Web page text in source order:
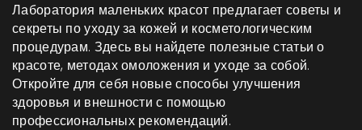
Лаборатория маленьких красот предлагает советы и
секреты по уходу за кожей и косметологическим
процедурам. Здесь вы найдете полезные статьи о
красоте, методах омоложения и уходе за собой.
Откройте для себя новые способы улучшения
здоровья и внешности с помощью
профессиональных рекомендаций.